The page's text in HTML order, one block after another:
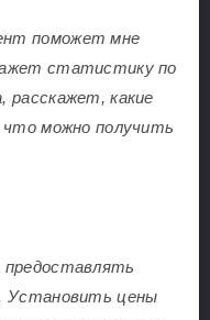
поможет мне
статистику по
расскажет, какие
что можно получить
Установить цены